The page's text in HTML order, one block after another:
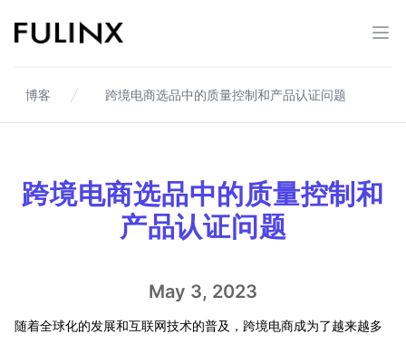
Fulinx-跨境电商独立站自建站平台
打
博客 跨境电商选品中的质量控制和产品认证问题
跨境电商选品中的质量控制和
产品认证问题
May 3, 2023
随着全球化的发展和互联网技术的普及，跨境电商成为了越来越多